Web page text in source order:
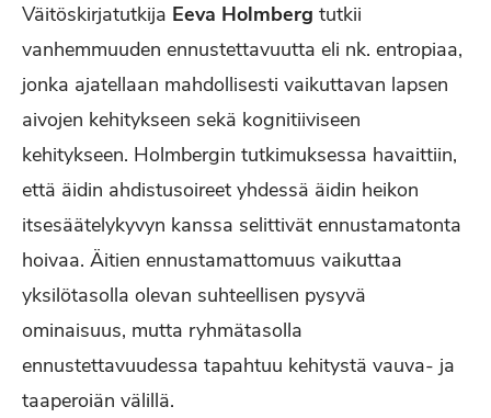
Väitöskirjatutkija Eeva Holmberg tutkii
vanhemmuuden ennustettavuutta eli nk. entropiaa,
jonka ajatellaan mahdollisesti vaikuttavan lapsen
aivojen kehitykseen sekä kognitiiviseen
kehitykseen. Holmbergin tutkimuksessa havaittiin,
että äidin ahdistusoireet yhdessä äidin heikon
itsesäätelykyvyn kanssa selittivät ennustamatonta
hoivaa. Äitien ennustamattomuus vaikuttaa
yksilötasolla olevan suhteellisen pysyvä
ominaisuus, mutta ryhmätasolla
ennustettavuudessa tapahtuu kehitystä vauva- ja
taaperoiän välillä.